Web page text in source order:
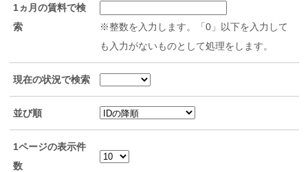
1ヵ月の賃料で検
索
※整数を入力します。「0」以下を入力して
も入力がないものとして処理をします。
現在の状況で検索
並び順
1ページの表示件
数